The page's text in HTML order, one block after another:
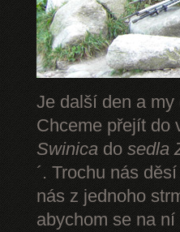
Je další den a
Chceme přejít do
Swinica do sedla
´. Trochu nás
nás z jednoho
abychom se na